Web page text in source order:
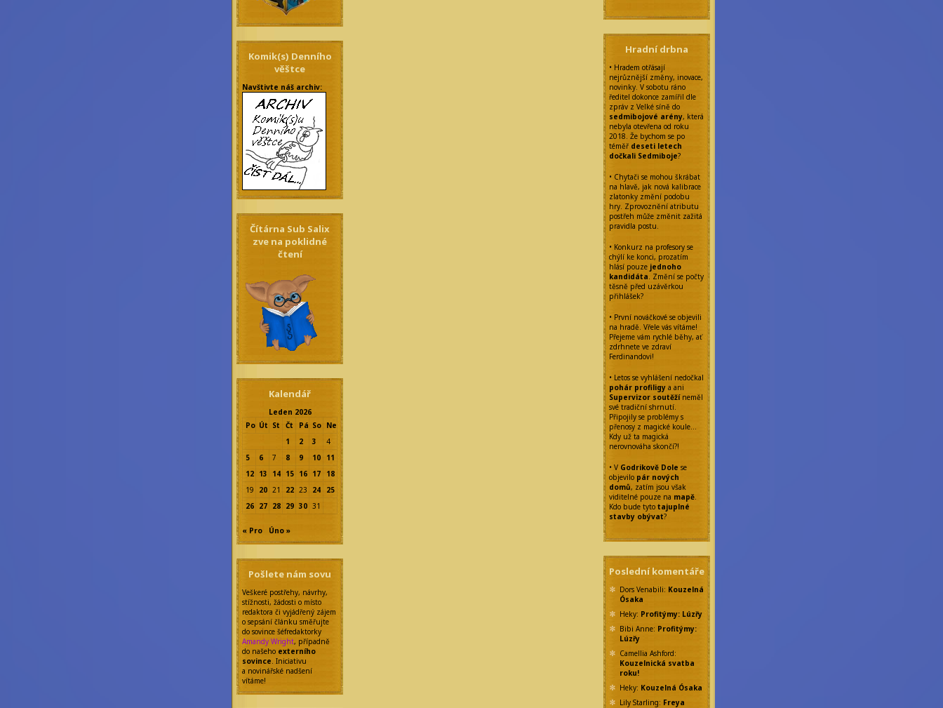
Komik(s) Denního
věštce
Navštivte náš archiv:
Čítárna Sub Salix
zve na poklidné
čtení
Kalendář
Leden 2026
Po Út St Čt Pá So Ne
1
2 3
4
5
6 7 8 9 10
11
12 13 14 15 16 17
18
19
20 21 22 23 24
25
26 27 28 29 30 31
« Pro Úno »
Pošlete nám sovu
Veškeré postřehy, návrhy,
stížnosti, žádosti o místo
redaktora či vyjádřený zájem
o sepsání článku směřujte
do sovince šéfredaktorky
Amandy Wright, případně
do našeho externího
sovince. Iniciativu
a novinářské nadšení
vítáme!
Hradní drbna
• Hradem otřásají
nejrůznější změny, inovace,
novinky. V sobotu ráno
ředitel dokonce zamířil dle
zpráv z Velké síně do
sedmibojové arény, která
nebyla otevřena od roku
2018. Že bychom se po
téměř deseti letech
dočkali Sedmiboje?
• Chytači se mohou škrábat
na hlavě, jak nová kalibrace
zlatonky změní podobu
hry. Zprovoznění atributu
postřeh může změnit zažitá
pravidla postu.
• Konkurz na profesory se
chýlí ke konci, prozatím
hlásí pouze jednoho
kandidáta. Změní se počty
těsně před uzávěrkou
přihlášek?
• První nováčkové se objevili
na hradě. Vřele vás vítáme!
Přejeme vám rychlé běhy, ať
zdrhnete ve zdraví
Ferdinandovi!
• Letos se vyhlášení nedočkal
pohár profiligy a ani
Supervizor soutěžíneměl
své tradiční shrnutí.
Připojily se problémy s
přenosy z magické koule…
Kdy už ta magická
nerovnováha skončí?!
• V Godrikově Dole se
objevilo pár nových
domů, zatím jsou však
viditelné pouze na mapě.
Kdo bude tyto tajuplné
stavby obývat?
Poslední komentáře
Dors Venabili: Kouzelná
Ósaka
Heky: Profitýmy: Lúzřy
Bibi Anne: Profitýmy:
Lúzřy
Camellia Ashford:
Kouzelnická svatba
roku!
Heky: Kouzelná Ósaka
Lily Starling: Freya